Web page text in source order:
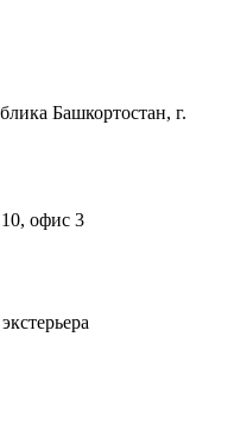
Башкортостан, г.
офис 3